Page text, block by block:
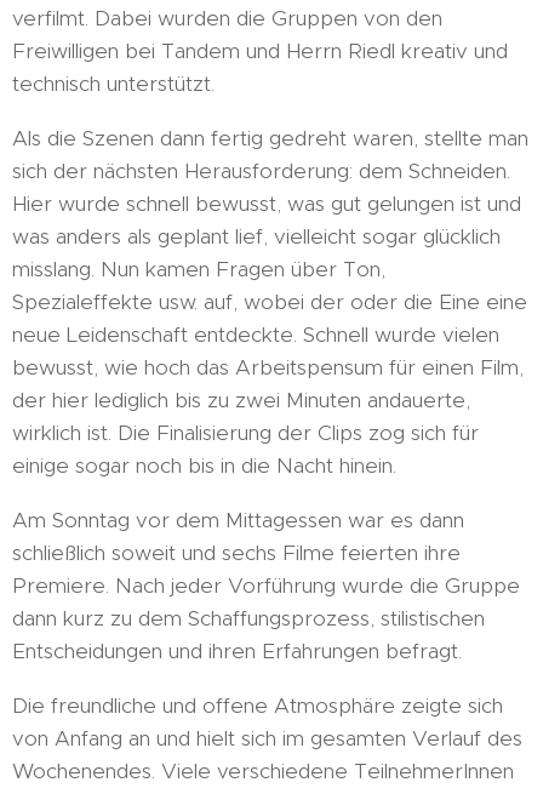
verfilmt. Dabei wurden die Gruppen von den
Freiwilligen bei Tandem und Herrn Riedl kreativ und
technisch unterstützt.
Als die Szenen dann fertig gedreht waren, stellte man
sich der nächsten Herausforderung: dem Schneiden.
Hier wurde schnell bewusst, was gut gelungen ist und
was anders als geplant lief, vielleicht sogar glücklich
misslang. Nun kamen Fragen über Ton,
Spezialeffekte usw. auf, wobei der oder die Eine eine
neue Leidenschaft entdeckte. Schnell wurde vielen
bewusst, wie hoch das Arbeitspensum für einen Film,
der hier lediglich bis zu zwei Minuten andauerte,
wirklich ist. Die Finalisierung der Clips zog sich für
einige sogar noch bis in die Nacht hinein.
Am Sonntag vor dem Mittagessen war es dann
schließlich soweit und sechs Filme feierten ihre
Premiere. Nach jeder Vorführung wurde die Gruppe
dann kurz zu dem Schaffungsprozess, stilistischen
Entscheidungen und ihren Erfahrungen befragt.
Die freundliche und offene Atmosphäre zeigte sich
von Anfang an und hielt sich im gesamten Verlauf des
Wochenendes. Viele verschiedene TeilnehmerInnen